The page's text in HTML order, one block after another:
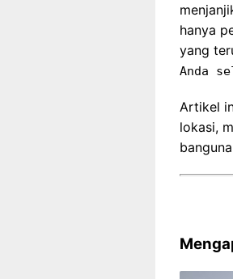
hanya
yang
Anda
Artikel
lokasi,